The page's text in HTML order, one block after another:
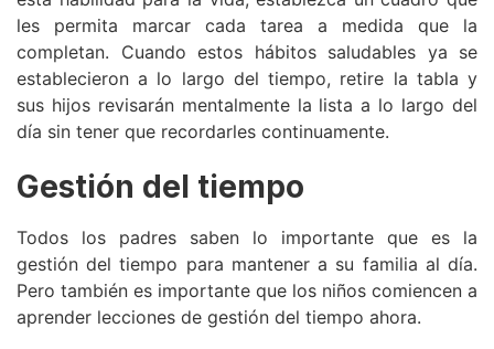
les permita marcar cada tarea a medida que la
completan. Cuando estos hábitos saludables ya se
establecieron a lo largo del tiempo, retire la tabla y
sus hijos revisarán mentalmente la lista a lo largo del
día sin tener que recordarles continuamente.
Gestión del tiempo
Todos los padres saben lo importante que es la
gestión del tiempo para mantener a su familia al día.
Pero también es importante que los niños comiencen a
aprender lecciones de gestión del tiempo ahora.